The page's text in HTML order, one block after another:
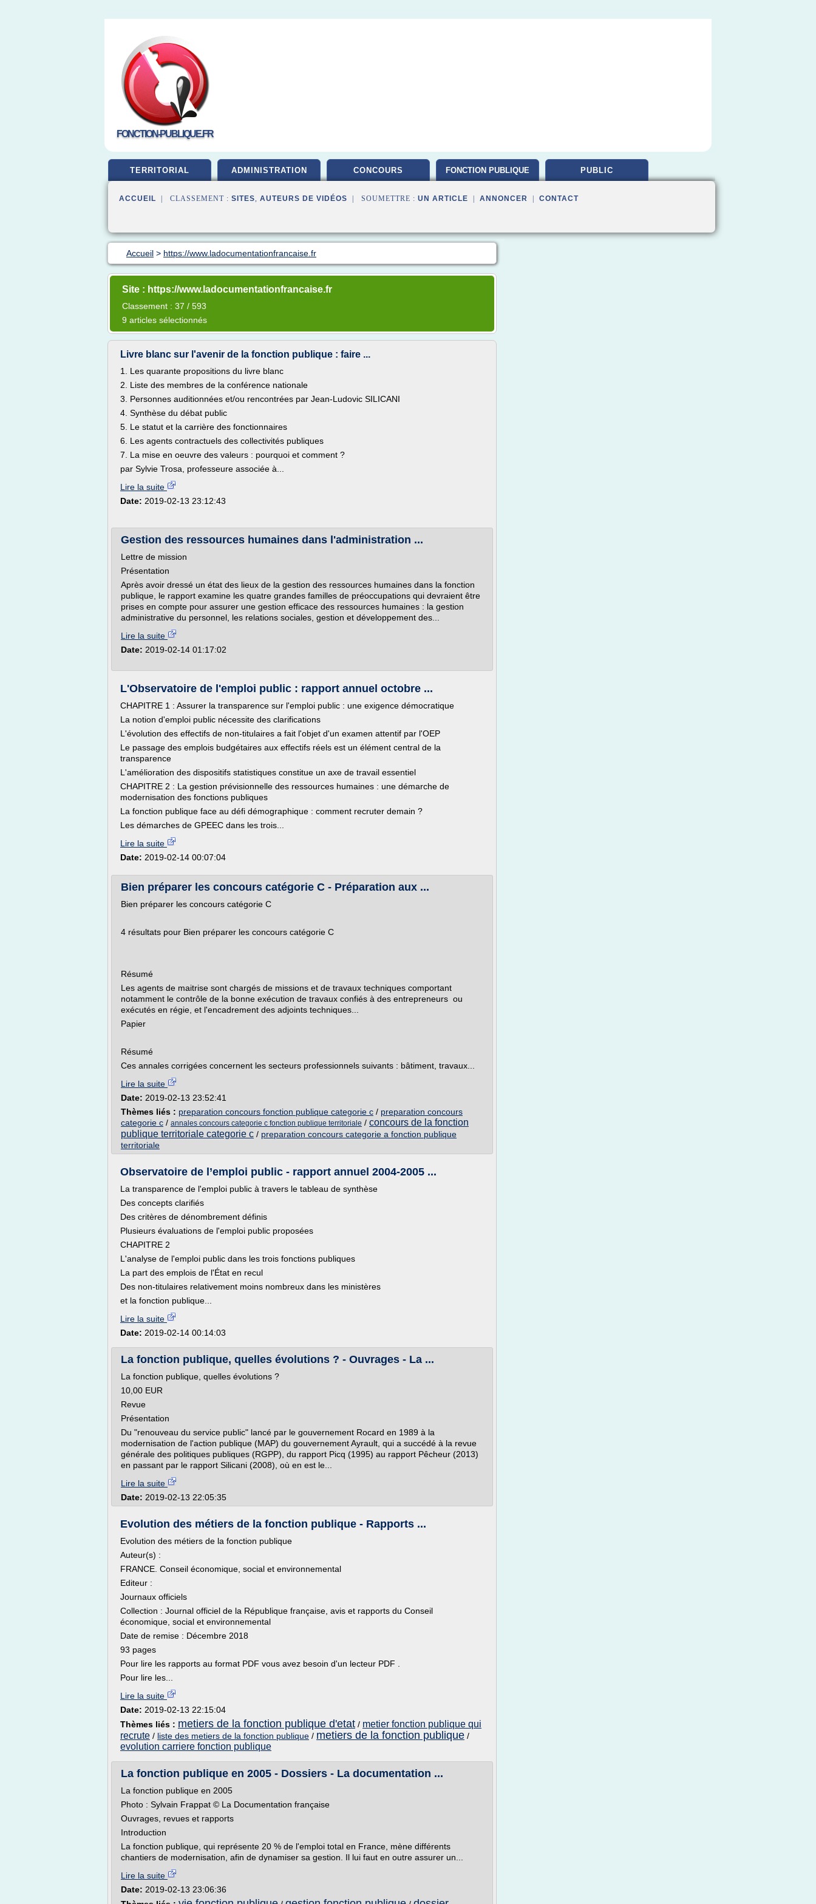
FONCTION-PUBLIQUE.FR
TERRITORIAL ADMINISTRATION CONCOURS FONCTION PUBLIQUE PUBLIC
ACCUEIL | CLASSEMENT : SITES, AUTEURS DE VIDÉOS | SOUMETTRE : UN ARTICLE ANNONCER CONTACT
Accueil > https://www.ladocumentationfrancaise.fr
Site : https://www.ladocumentationfrancaise.fr
Classement : 37 / 593
9 articles sélectionnés
Livre blanc sur l'avenir de la fonction publique : faire ...
1. Les quarante propositions du livre blanc
2. Liste des membres de la conférence nationale
3. Personnes auditionnées et/ou rencontrées par Jean-Ludovic SILICANI
4. Synthèse du débat public
5. Le statut et la carrière des fonctionnaires
6. Les agents contractuels des collectivités publiques
7. La mise en oeuvre des valeurs : pourquoi et comment ?
par Sylvie Trosa, professeure associée à...
Lire la suite
Date: 2019-02-13 23:12:43
Gestion des ressources humaines dans l'administration ...
Lettre de mission
Présentation
Après avoir dressé un état des lieux de la gestion des ressources humaines dans la fonction
publique, le rapport examine les quatre grandes familles de préoccupations qui devraient être
prises en compte pour assurer une gestion efficace des ressources humaines : la gestion
administrative du personnel, les relations sociales, gestion et développement des...
Lire la suite
Date: 2019-02-14 01:17:02
L'Observatoire de l'emploi public : rapport annuel octobre ...
CHAPITRE 1 : Assurer la transparence sur l'emploi public : une exigence démocratique
La notion d'emploi public nécessite des clarifications
L'évolution des effectifs de non-titulaires a fait l'objet d'un examen attentif par l'OEP
Le passage des emplois budgétaires aux effectifs réels est un élément central de la
transparence
L'amélioration des dispositifs statistiques constitue un axe de travail essentiel
CHAPITRE 2 : La gestion prévisionnelle des ressources humaines : une démarche de
modernisation des fonctions publiques
La fonction publique face au défi démographique : comment recruter demain ?
Les démarches de GPEEC dans les trois...
Lire la suite
Date: 2019-02-14 00:07:04
Bien préparer les concours catégorie C - Préparation aux ...
Bien préparer les concours catégorie C
4 résultats pour Bien préparer les concours catégorie C
Résumé
Les agents de maitrise sont chargés de missions et de travaux techniques comportant
notamment le contrôle de la bonne exécution de travaux confiés à des entrepreneurs ou
exécutés en régie, et l'encadrement des adjoints techniques...
Papier
Résumé
Ces annales corrigées concernent les secteurs professionnels suivants : bâtiment, travaux...
Lire la suite
Date: 2019-02-13 23:52:41
Thèmes liés : preparation concours fonction publique categorie c / preparation concours
categorie c / annales concours categorie c fonction publique territoriale / concours de la fonction
publique territoriale categorie c / preparation concours categorie a fonction publique
territoriale
Observatoire de l’emploi public - rapport annuel 2004-2005 ...
La transparence de l'emploi public à travers le tableau de synthèse
Des concepts clarifiés
Des critères de dénombrement définis
Plusieurs évaluations de l'emploi public proposées
CHAPITRE 2
L'analyse de l'emploi public dans les trois fonctions publiques
La part des emplois de l'État en recul
Des non-titulaires relativement moins nombreux dans les ministères
et la fonction publique...
Lire la suite
Date: 2019-02-14 00:14:03
La fonction publique, quelles évolutions ? - Ouvrages - La ...
La fonction publique, quelles évolutions ?
10,00 EUR
Revue
Présentation
Du "renouveau du service public" lancé par le gouvernement Rocard en 1989 à la
modernisation de l'action publique (MAP) du gouvernement Ayrault, qui a succédé à la revue
générale des politiques publiques (RGPP), du rapport Picq (1995) au rapport Pêcheur (2013)
en passant par le rapport Silicani (2008), où en est le...
Lire la suite
Date: 2019-02-13 22:05:35
Evolution des métiers de la fonction publique - Rapports ...
Evolution des métiers de la fonction publique
Auteur(s) :
FRANCE. Conseil économique, social et environnemental
Editeur :
Journaux officiels
Collection : Journal officiel de la République française, avis et rapports du Conseil
économique, social et environnemental
Date de remise : Décembre 2018
93 pages
Pour lire les rapports au format PDF vous avez besoin d'un lecteur PDF .
Pour lire les...
Lire la suite
Date: 2019-02-13 22:15:04
Thèmes liés : metiers de la fonction publique d'etat / metier fonction publique qui
recrute / liste des metiers de la fonction publique / metiers de la fonction publique /
evolution carriere fonction publique
La fonction publique en 2005 - Dossiers - La documentation ...
La fonction publique en 2005
Photo : Sylvain Frappat © La Documentation française
Ouvrages, revues et rapports
Introduction
La fonction publique, qui représente 20 % de l'emploi total en France, mène différents
chantiers de modernisation, afin de dynamiser sa gestion. Il lui faut en outre assurer un...
Lire la suite
Date: 2019-02-13 23:06:36